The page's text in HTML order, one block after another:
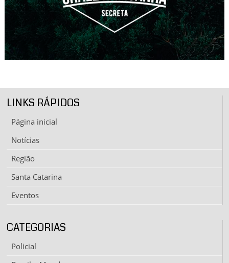
LINKS RÁPIDOS
Página inicial
Notícias
Região
Santa Catarina
Eventos
CATEGORIAS
Policial